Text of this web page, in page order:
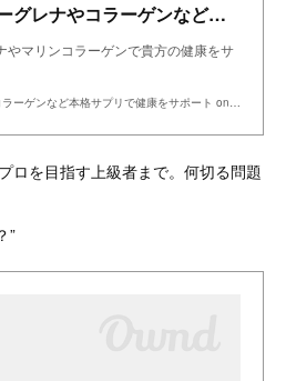
e-Health Online - ユーグレナやコラーゲンなど本格サプリで健康をサポート on the BASE
やマリンコラーゲンで貴方の健康をサ
e-Health Online - ユーグレナやコラーゲンなど本格サプリで健康をサポート on the BASE
ロを目指す上級者まで。何切る問題
”